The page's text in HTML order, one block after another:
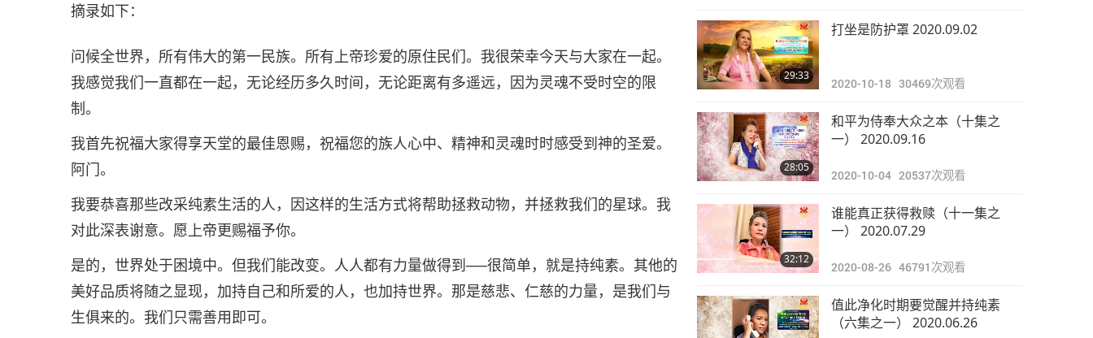
摘录如下：
问候全世界，所有伟大的第一民族。所有上帝珍爱的原住民们。我很荣幸今天与大家在一起。
我感觉我们一直都在一起，无论经历多久时间，无论距离有多遥远，因为灵魂不受时空的限
制。
我首先祝福大家得享天堂的最佳恩赐，祝福您的族人心中、精神和灵魂时时感受到神的圣爱。
阿门。
我要恭喜那些改采纯素生活的人，因这样的生活方式将帮助拯救动物，并拯救我们的星球。我
对此深表谢意。愿上帝更赐福予你。
是的，世界处于困境中。但我们能改变。人人都有力量做得到──很简单，就是持纯素。其他的
美好品质将随之显现，加持自己和所爱的人，也加持世界。那是慈悲、仁慈的力量，是我们与
生俱来的。我们只需善用即可。
29:33
打坐是防护罩 2020.09.02
2020-10-18 30469次观看
28:05
和平为侍奉大众之本（十集之
一） 2020.09.16
2020-10-04 20537次观看
32:12
谁能真正获得救赎（十一集之
一） 2020.07.29
2020-08-26 46791 次观看
值此净化时期要觉醒并持纯素
（六集之一） 2020.06.26